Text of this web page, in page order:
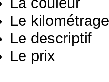
Le kilométrage
Le descriptif
Le prix